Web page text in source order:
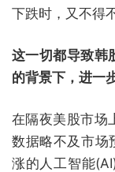
下跌时，又不得
这一切都导致韩
的背景下，进一
在隔夜美股市场
数据略不及市场
涨的人工智能